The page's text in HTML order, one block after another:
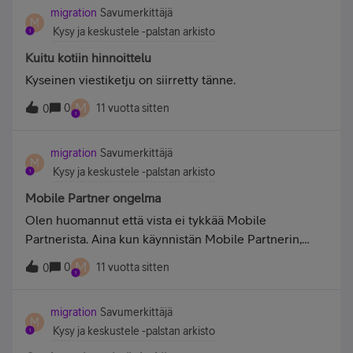
korjattu, MUTTA nopeus nyt enää 1mb????Turha
odottaa, että maksan kk maksun 8mb liittymän
mukaan.Edit. ja on testattu toisella modeemilla ja
vielä tekstarilla että homma on nyt ASIANTUNTIJAN
käsittelyssä, onpahan melkoisia asiantuntijoita teillä...
M
migration Savumerkittäjä
Kysy ja keskustele -palstan arkisto
Kuitu kotiin hinnoittelu
Kyseinen viestiketju on siirretty tänne.
0 0 M 11 vuotta sitten
M
migration Savumerkittäjä
Kysy ja keskustele -palstan arkisto
Mobile Partner ongelma
Olen huomannut että vista ei tykkää Mobile
Partnerista. Aina kun käynnistän Mobile Partnerin,
vistan ulkoasuasetus "näytä ikkunan sisältö
vedettäessä" lähtee pois päältä. Eli kun siirrän
sammutan Mobile Partnerin, ikkunan sisältö taas näkyy
ikkunaa siirtäessä.Minulla on Hyawein e230 ja Mobile
0 0 M 11 vuotta sitten
M
migration Savumerkittäjä
Kysy ja keskustele -palstan arkisto